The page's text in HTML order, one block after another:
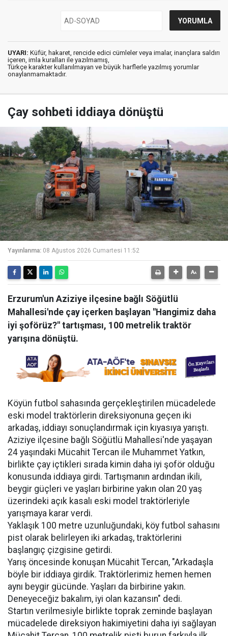
UYARI: Küfür, hakaret, rencide edici cümleler veya imalar, inançlara saldırı
içeren, imla kuralları ile yazılmamış,
Türkçe karakter kullanılmayan ve büyük harflerle yazılmış yorumlar
onaylanmamaktadır.
Çay sohbeti iddiaya dönüştü
Yayınlanma: 08 Ağustos 2026 Cumartesi 11:52
Erzurum'un Aziziye ilçesine bağlı Söğütlü
Mahallesi'nde çay içerken başlayan "Hangimiz daha
iyi şoförüz?" tartışması, 100 metrelik traktör
yarışına dönüştü.
Köyün futbol sahasında gerçekleştirilen mücadelede
eski model traktörlerin direksiyonuna geçen iki
arkadaş, iddiayı sonuçlandırmak için kıyasıya yarıştı.
Aziziye ilçesine bağlı Söğütlü Mahallesi'nde yaşayan
24 yaşındaki Mücahit Tercan ile Muhammet Yatkın,
birlikte çay içtikleri sırada kimin daha iyi şoför olduğu
konusunda iddiaya girdi. Tartışmanın ardından ikili,
beygir güçleri ve yaşları birbirine yakın olan 20 yaş
üzerindeki açık kasalı eski model traktörleriyle
yarışmaya karar verdi.
Yaklaşık 100 metre uzunluğundaki, köy futbol sahasını
pist olarak belirleyen iki arkadaş, traktörlerini
başlangıç çizgisine getirdi.
Yarış öncesinde konuşan Mücahit Tercan, "Arkadaşla
böyle bir iddiaya girdik. Traktörlerimiz hemen hemen
aynı beygir gücünde. Yaşları da birbirine yakın.
Deneyeceğiz bakalım, iyi olan kazansın" dedi.
Startın verilmesiyle birlikte toprak zeminde başlayan
mücadelede direksiyon hakimiyetini daha iyi sağlayan